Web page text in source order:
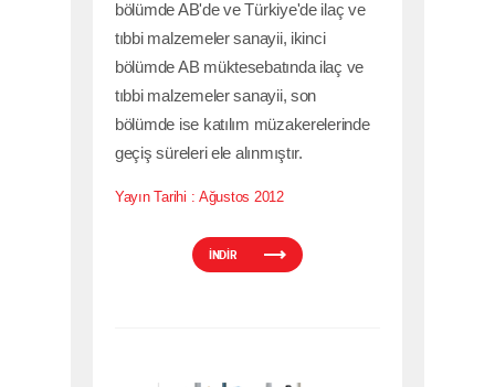
bölümde AB'de ve Türkiye'de ilaç ve
tıbbi malzemeler sanayii, ikinci
bölümde AB müktesebatında ilaç ve
tıbbi malzemeler sanayii, son
bölümde ise katılım müzakerelerinde
geçiş süreleri ele alınmıştır.
Yayın Tarihi : Ağustos 2012
İNDİR